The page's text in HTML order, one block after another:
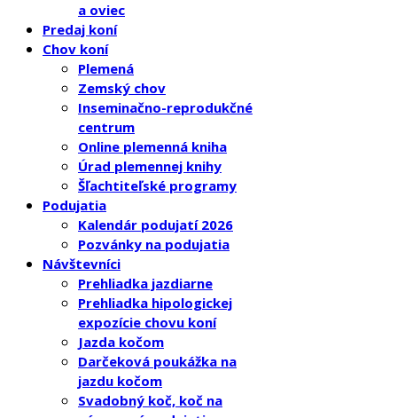
a oviec
Predaj koní
Chov koní
Plemená
Zemský chov
Inseminačno-reprodukčné
centrum
Online plemenná kniha
Úrad plemennej knihy
Šľachtiteľské programy
Podujatia
Kalendár podujatí 2026
Pozvánky na podujatia
Návštevníci
Prehliadka jazdiarne
Prehliadka hipologickej
expozície chovu koní
Jazda kočom
Darčeková poukážka na
jazdu kočom
Svadobný koč, koč na